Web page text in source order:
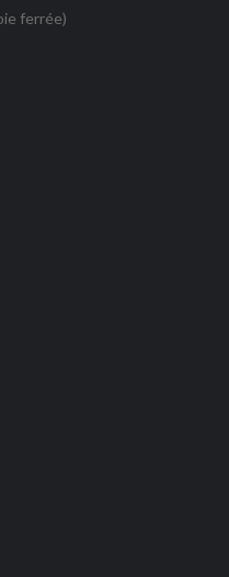
ferrée)